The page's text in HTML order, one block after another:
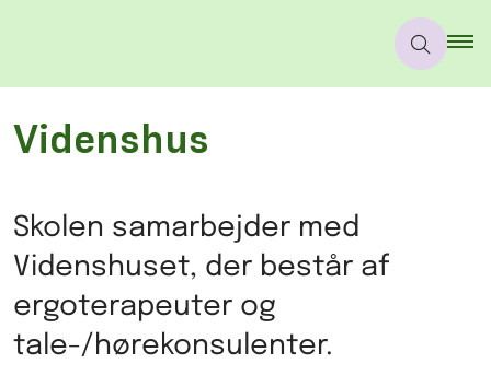
Videnshus
Skolen samarbejder med
Videnshuset, der består af
ergoterapeuter og
tale-/hørekonsulenter.